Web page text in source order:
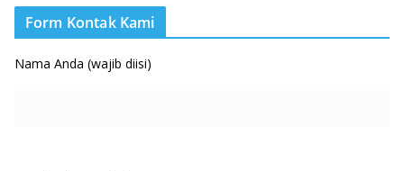
Form Kontak Kami
Nama Anda (wajib diisi)